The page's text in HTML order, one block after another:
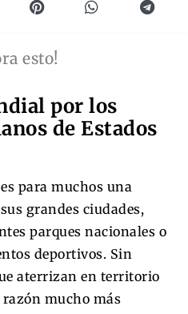
esto!
por los
de Estados
para muchos una
grandes ciudades,
parques nacionales o
deportivos. Sin
aterrizan en territorio
mucho más